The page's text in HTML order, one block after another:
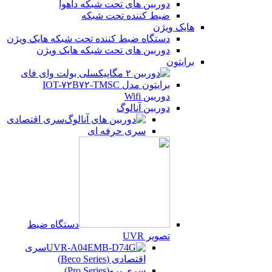
دوربین های تحت شبکه داهوا
ضبط کننده تحت شبکه
هایک ویژن
دستگاه ضبط کننده تحت شبکه هایک ویژن
دوربین های تحت شبکه هایک ویژن
برایتون
دوربین Wifi
دوربین آنالوگ
سری اقتصادی
سری حرفه ای
دستگاه ضبط
تصویر UVR
سری
اقتصادی (Beco Series)